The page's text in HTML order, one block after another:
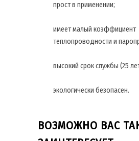
прост в применении;
имеет малый коэффициент
теплопроводности и
высокий срок службы (25
экологически безопасен.
ВОЗМОЖНО ВАС